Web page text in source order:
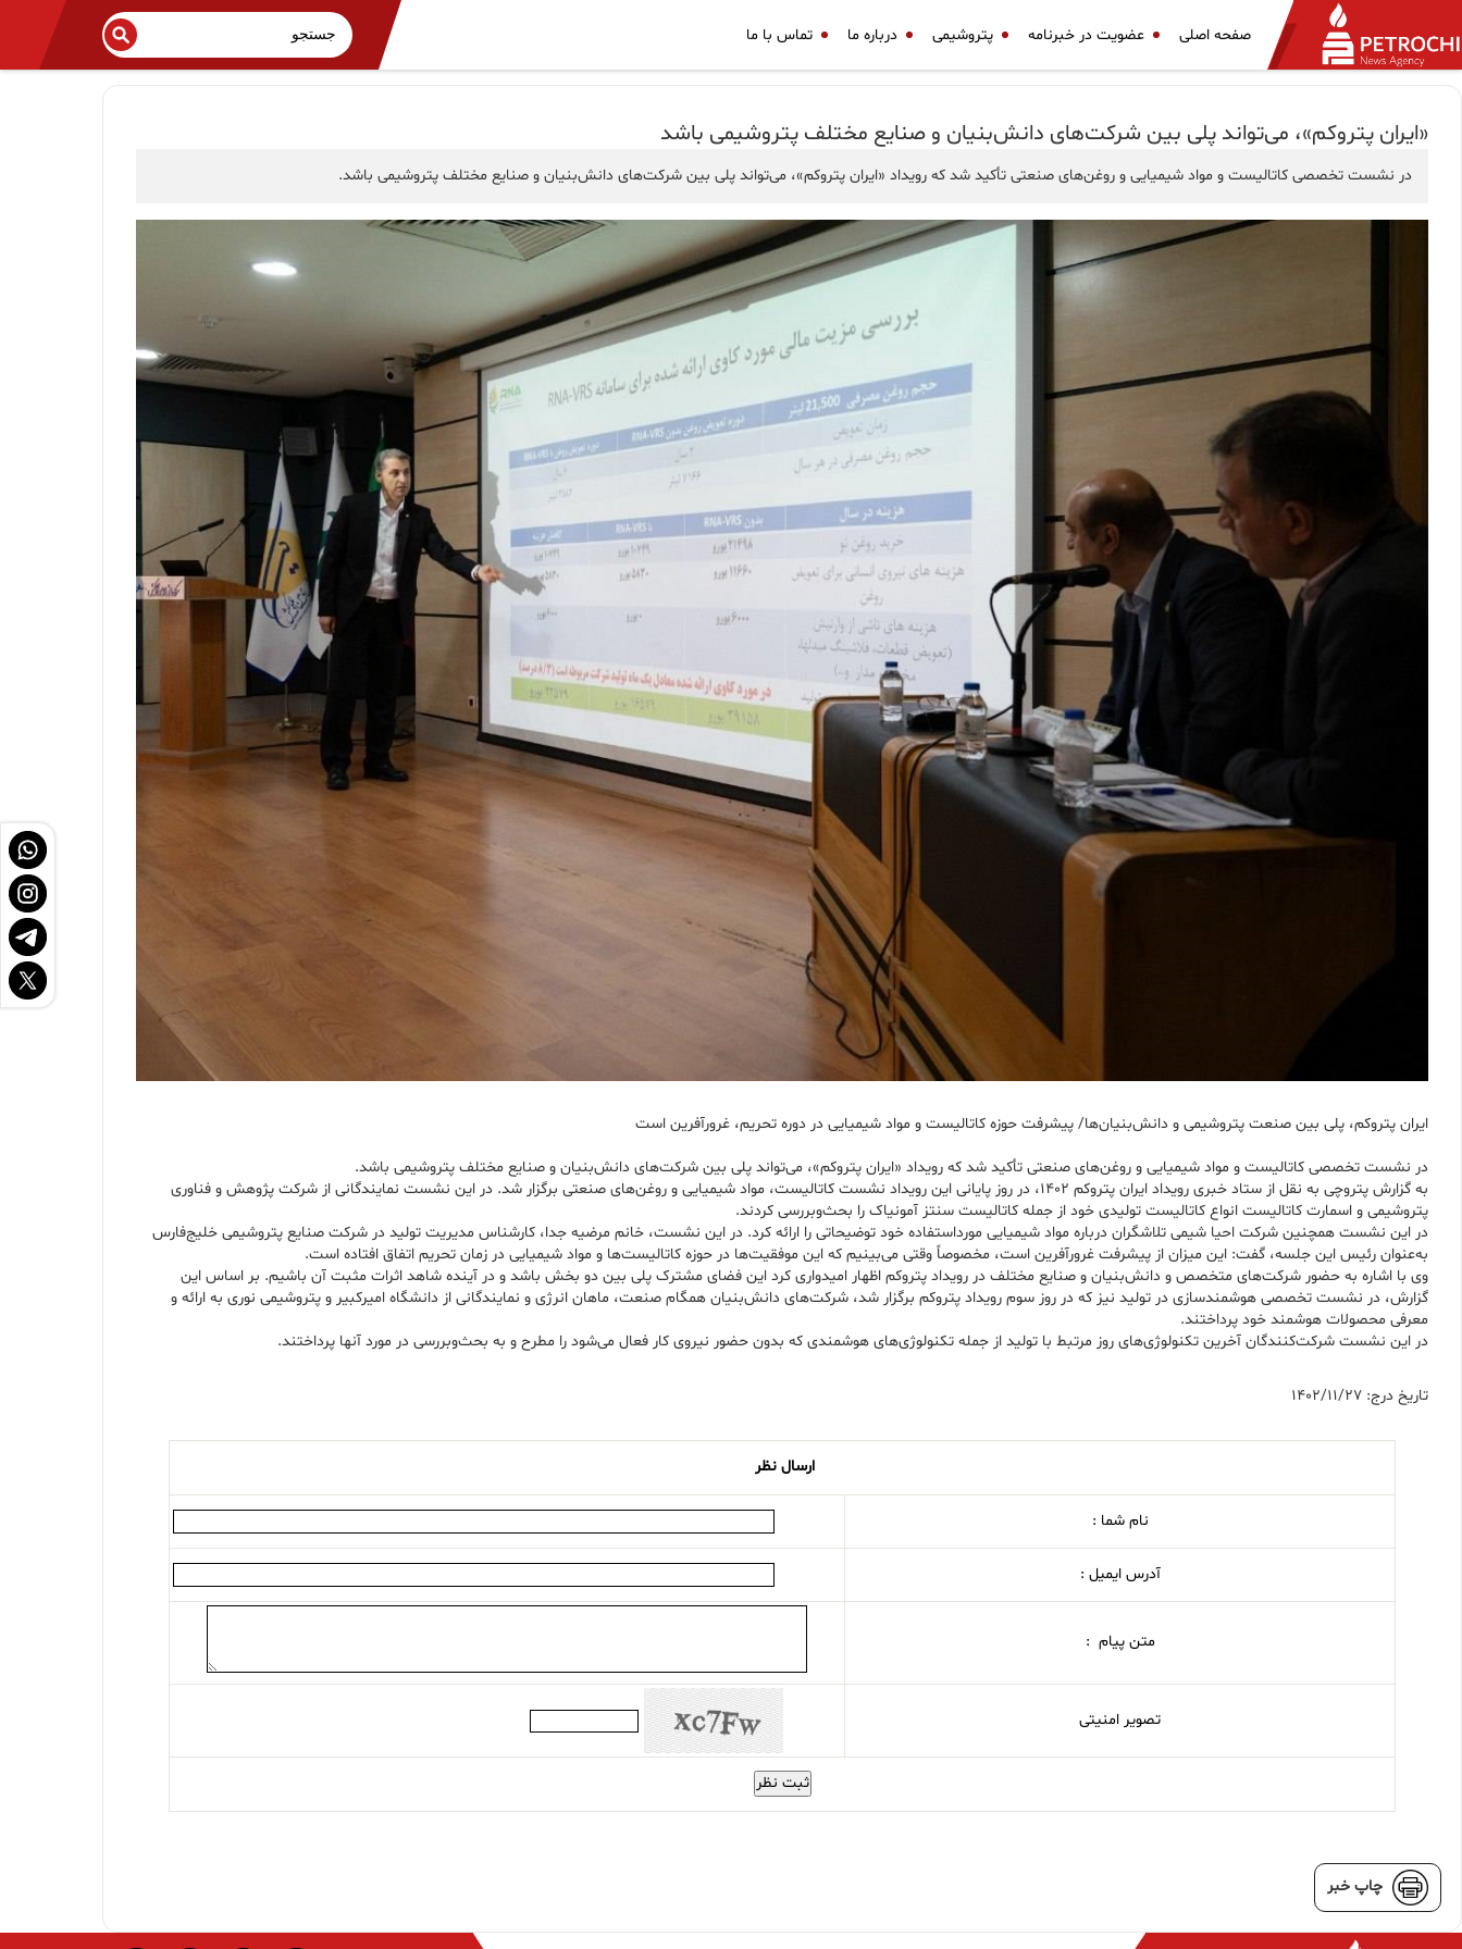
صفحه اصلی عضویت در خبرنامه پتروشیمی درباره ما تماس با ما
«ایران پتروکم»، می‌تواند پلی بین شرکت‌های دانش‌بنیان و صنایع مختلف پتروشیمی باشد
در نشست تخصصی کاتالیست و مواد شیمیایی و روغن‌های صنعتی تأکید شد که رویداد «ایران پتروکم»، می‌تواند پلی بین شرکت‌های دانش‌بنیان و صنایع مختلف پتروشیمی باشد.
ایران پتروکم، پلی بین صنعت پتروشیمی و دانش‌بنیان‌ها/ پیشرفت حوزه کاتالیست و مواد شیمیایی در دوره تحریم، غرورآفرین است
در نشست تخصصی کاتالیست و مواد شیمیایی و روغن‌های صنعتی تأکید شد که رویداد «ایران پتروکم»، می‌تواند پلی بین شرکت‌های دانش‌بنیان و صنایع مختلف پتروشیمی باشد.
به گزارش پتروچی به نقل از ستاد خبری رویداد ایران پتروکم ۱۴۰۲، در روز پایانی این رویداد نشست کاتالیست، مواد شیمیایی و روغن‌های صنعتی برگزار شد. در این نشست نمایندگانی از شرکت پژوهش و فناوری
پتروشیمی و اسمارت کاتالیست انواع کاتالیست تولیدی خود از جمله کاتالیست سنتز آمونیاک را بحث‌وبررسی کردند.
در این نشست همچنین شرکت احیا شیمی تلاشگران درباره مواد شیمیایی مورداستفاده خود توضیحاتی را ارائه کرد. در این نشست، خانم مرضیه جدا، کارشناس مدیریت تولید در شرکت صنایع پتروشیمی خلیج‌فارس
به‌عنوان رئیس این جلسه، گفت: این میزان از پیشرفت غرورآفرین است، مخصوصاً وقتی می‌بینیم که این موفقیت‌ها در حوزه کاتالیست‌ها و مواد شیمیایی در زمان تحریم اتفاق افتاده است.
وی با اشاره به حضور شرکت‌های متخصص و دانش‌بنیان و صنایع مختلف در رویداد پتروکم اظهار امیدواری کرد این فضای مشترک پلی بین دو بخش باشد و در آینده شاهد اثرات مثبت آن باشیم. بر اساس این
گزارش، در نشست تخصصی هوشمندسازی در تولید نیز که در روز سوم رویداد پتروکم برگزار شد، شرکت‌های دانش‌بنیان همگام صنعت، ماهان انرژی و نمایندگانی از دانشگاه امیرکبیر و پتروشیمی نوری به ارائه و
معرفی محصولات هوشمند خود پرداختند.
در این نشست شرکت‌کنندگان آخرین تکنولوژی‌های روز مرتبط با تولید از جمله تکنولوژی‌های هوشمندی که بدون حضور نیروی کار فعال می‌شود را مطرح و به بحث‌وبررسی در مورد آنها پرداختند.
تاریخ درج: 1402/11/27
ارسال نظر
نام شما :
آدرس ایمیل :
متن پیام :
تصویر امنیتی
ثبت نظر
چاپ خبر